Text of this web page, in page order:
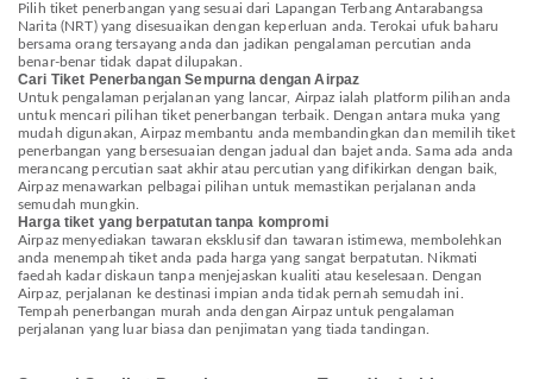
Pilih tiket penerbangan yang sesuai dari Lapangan Terbang Antarabangsa
Narita (NRT) yang disesuaikan dengan keperluan anda. Terokai ufuk baharu
bersama orang tersayang anda dan jadikan pengalaman percutian anda
benar-benar tidak dapat dilupakan.
Cari Tiket Penerbangan Sempurna dengan Airpaz
Untuk pengalaman perjalanan yang lancar, Airpaz ialah platform pilihan anda
untuk mencari pilihan tiket penerbangan terbaik. Dengan antara muka yang
mudah digunakan, Airpaz membantu anda membandingkan dan memilih tiket
penerbangan yang bersesuaian dengan jadual dan bajet anda. Sama ada anda
merancang percutian saat akhir atau percutian yang difikirkan dengan baik,
Airpaz menawarkan pelbagai pilihan untuk memastikan perjalanan anda
semudah mungkin.
Harga tiket yang berpatutan tanpa kompromi
Airpaz menyediakan tawaran eksklusif dan tawaran istimewa, membolehkan
anda menempah tiket anda pada harga yang sangat berpatutan. Nikmati
faedah kadar diskaun tanpa menjejaskan kualiti atau keselesaan. Dengan
Airpaz, perjalanan ke destinasi impian anda tidak pernah semudah ini.
Tempah penerbangan murah anda dengan Airpaz untuk pengalaman
perjalanan yang luar biasa dan penjimatan yang tiada tandingan.